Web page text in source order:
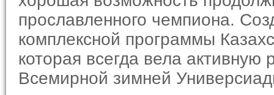
прославленного чемпиона.
комплексной программы
которая всегда вела
Всемирной зимней